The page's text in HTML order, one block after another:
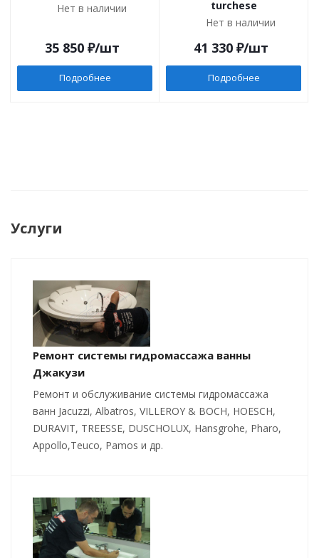
Нет в наличии
35 850 ₽/шт
Подробнее
turchese
Нет в наличии
41 330 ₽/шт
Подробнее
Услуги
Ремонт системы гидромассажа ванны
Джакузи
Ремонт и обслуживание системы гидромассажа
ванн Jacuzzi, Albatros, VILLEROY & BOCH, HOESCH,
DURAVIT, TREESSE, DUSCHOLUX, Hansgrohe, Pharo,
Appollo,Teuco, Pamos и др.